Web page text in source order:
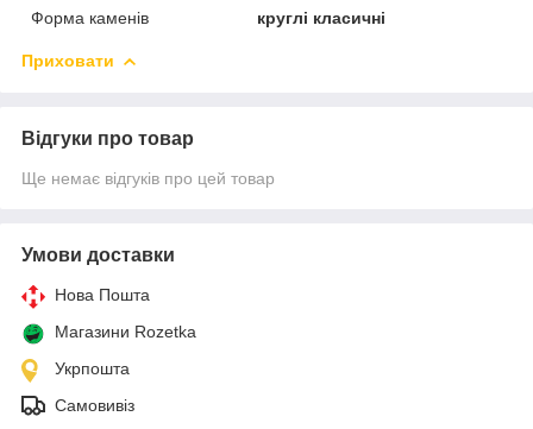
Форма каменів
круглі класичні
Приховати
Відгуки про товар
Ще немає відгуків про цей товар
Умови доставки
Нова Пошта
Магазини Rozetka
Укрпошта
Самовивіз